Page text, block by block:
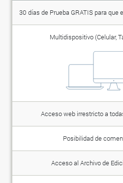
30 días de Prueba GRATIS para que
Multidispositivo (Celular,
Acceso web irrestricto a
Posibilidad de
Acceso al Archivo de